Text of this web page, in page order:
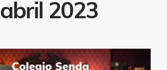
abril 2023